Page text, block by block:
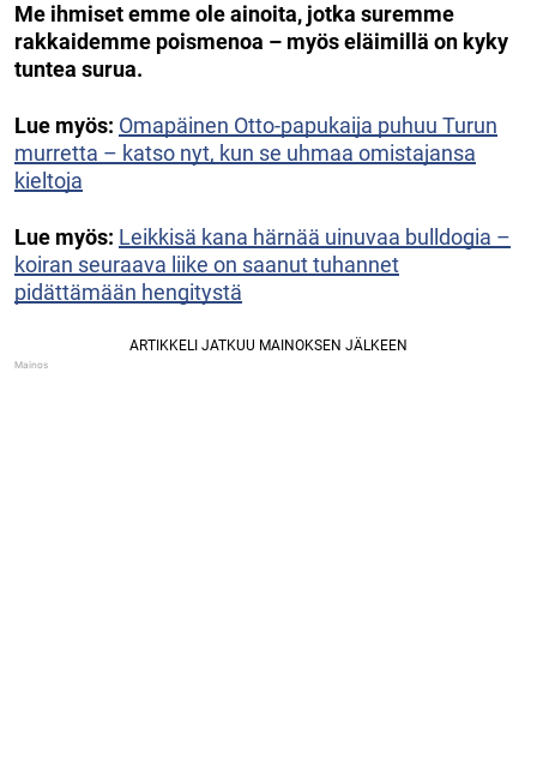
Me ihmiset emme ole ainoita, jotka suremme
rakkaidemme poismenoa – myös eläimillä on kyky
tuntea surua.
Lue myös: Omapäinen Otto-papukaija puhuu Turun
murretta – katso nyt, kun se uhmaa omistajansa
kieltoja
Lue myös: Leikkisä kana härnää uinuvaa bulldogia –
koiran seuraava liike on saanut tuhannet
pidättämään hengitystä